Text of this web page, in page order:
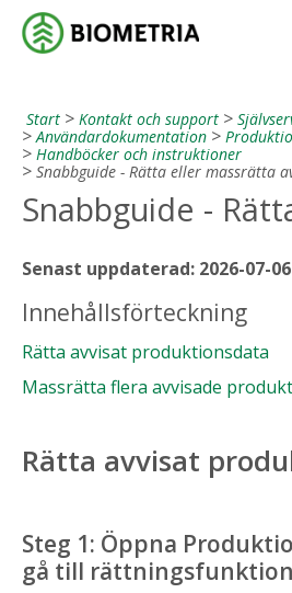
Start Kontakt och support
Användardokumentation
Handböcker och instruktioner
Snabbguide - Rätta eller massrätta
Senast uppdaterad: 2026-07-06
Innehållsförteckning
Rätta avvisat produktionsdata
Massrätta flera avvisade
Rätta avvisat
Steg 1: Öppna
gå till